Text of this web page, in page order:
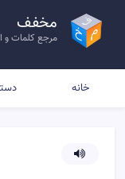
مخفف
مرجع کلمات و
خانه